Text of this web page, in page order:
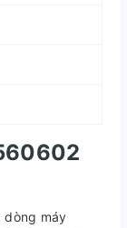
dòng máy